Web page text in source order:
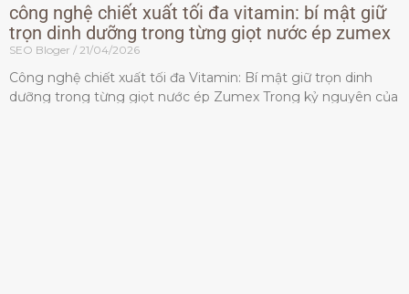
công nghệ chiết xuất tối đa vitamin: bí mật giữ
trọn dinh dưỡng trong từng giọt nước ép zumex
SEO Bloger 21/04/2026
Công nghệ chiết xuất tối đa Vitamin: Bí mật giữ trọn dinh
dưỡng trong từng giọt nước ép Zumex Trong kỷ nguyên của